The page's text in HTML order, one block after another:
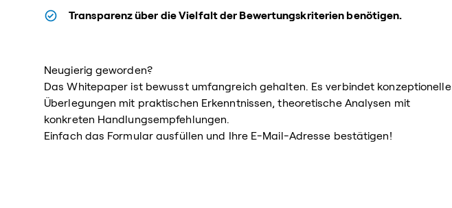
Transparenz über die Vielfalt der Bewertungskriterien benötigen.
Neugierig geworden?
Das Whitepaper ist bewusst umfangreich gehalten. Es verbindet konzeptionelle
Überlegungen mit praktischen Erkenntnissen, theoretische Analysen mit
konkreten Handlungsempfehlungen.
Einfach das Formular ausfüllen und Ihre E-Mail-Adresse bestätigen!